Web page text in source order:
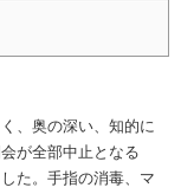
、奥の深い、知的に
が全部中止となる
た。手指の消毒、マ